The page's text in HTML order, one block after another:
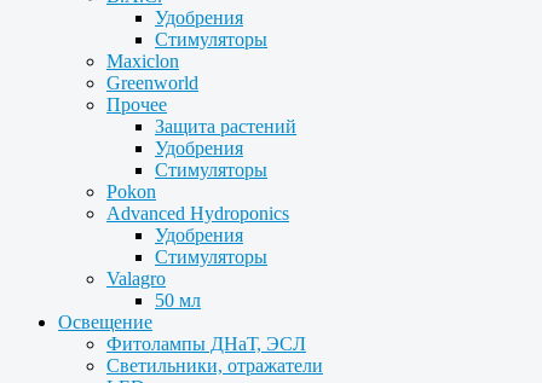
Удобрения
Стимуляторы
Maxiclon
Greenworld
Прочее
Защита растений
Удобрения
Стимуляторы
Pokon
Advanced Hydroponics
Удобрения
Стимуляторы
Valagro
50 мл
Освещение
Фитолампы ДНаТ, ЭСЛ
Светильники, отражатели